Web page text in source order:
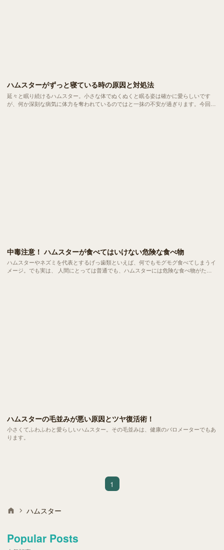
ハムスターがずっと寝ている時の原因と対処法
延々と眠り続けるハムスター。小さな体でぬくぬくと眠る姿は確かに愛らしいです
が、何か深刻な病気に体力を奪われているのではと一抹の不安が過ぎります。今回
中毒注意！ ハムスターが食べてはいけない危険な食べ物
ハムスターやネズミを代表とするげっ歯類といえば、何でもモグモグ食べてしまうイ
メージ。でも実は、 人間にとっては普通でも、ハムスターには危険な食べ物がたく
ハムスターの毛並みが悪い原因とツヤ復活術！
小さくてふわふわと愛らしいハムスター。その毛並みは、健康のバロメーターでもあ
ります。
1
ハムスター
Popular Posts